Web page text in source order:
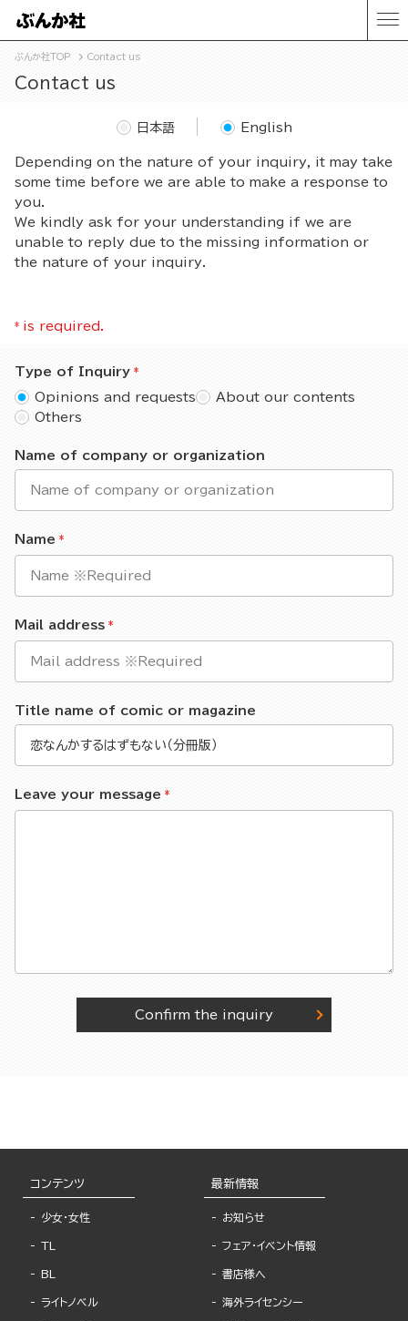
ぶんか社TOP Contact us
Contact us
Depending on the nature of your inquiry, it may take
some time before we are able to make a response to
you.
We kindly ask for your understanding if we are
unable to reply due to the missing information or
the nature of your inquiry.
日本語 English
* is required.
Type of Inquiry
Opinions and requests
About our contents
Others
Name of company or organization
Name
Mail address
Title name of comic or magazine
Leave your message
Confirm the inquiry
コンテンツ
少女・女性
TL
BL
ライトノベル
最新情報
お知らせ
フェア・イベント情報
書店様へ
海外ライセンシー